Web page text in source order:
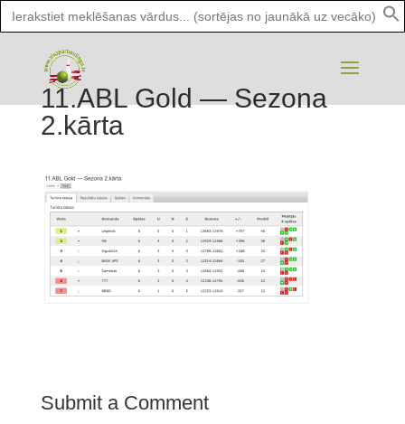
Search
for:
11.ABL Gold — Sezona
2.kārta
Submit a Comment